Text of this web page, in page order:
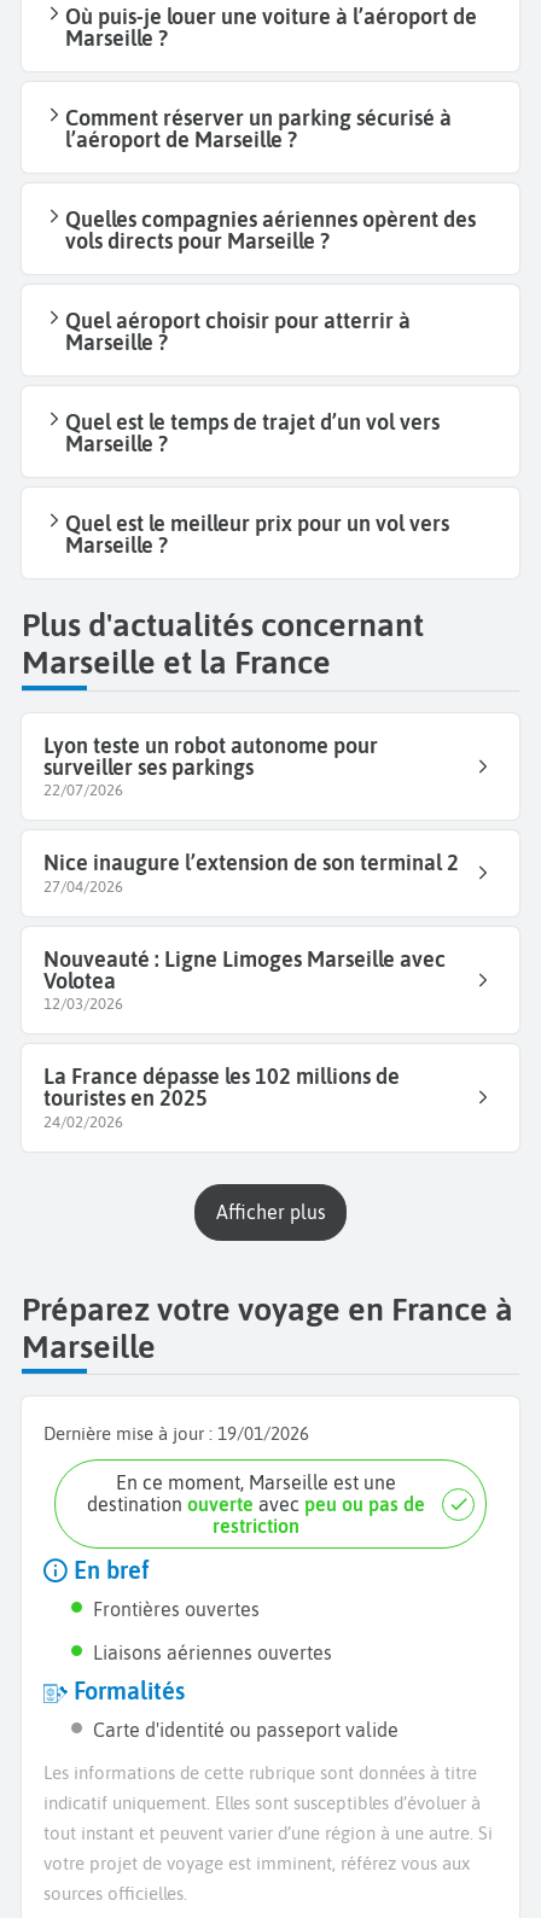
Où puis-je louer une voiture à l’aéroport de
Marseille ?
Comment réserver un parking sécurisé à
l’aéroport de Marseille ?
Quelles compagnies aériennes opèrent des
vols directs pour Marseille ?
Quel aéroport choisir pour atterrir à
Marseille ?
Quel est le temps de trajet d’un vol vers
Marseille ?
Quel est le meilleur prix pour un vol vers
Marseille ?
Plus d'actualités concernant
Marseille et la France
Lyon teste un robot autonome pour
surveiller ses parkings
22/07/2026
Nice inaugure l’extension de son terminal 2
27/04/2026
Nouveauté : Ligne Limoges Marseille avec
Volotea
12/03/2026
La France dépasse les 102 millions de
touristes en 2025
24/02/2026
Afficher plus
Préparez votre voyage en France à
Marseille
Dernière mise à jour : 19/01/2026
En ce moment, Marseille est une
destinationouverte avec peu ou pas de
restriction
En bref
Frontières ouvertes
Liaisons aériennes ouvertes
Formalités
Carte d'identité ou passeport valide
Les informations de cette rubrique sont données à titre
indicatif uniquement. Elles sont susceptibles d’évoluer à
tout instant et peuvent varier d’une région à une autre. Si
votre projet de voyage est imminent, référez vous aux
sources officielles.